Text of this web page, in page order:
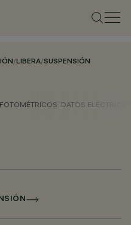
/LIBERA/SUSPENSIÓN
DATOS